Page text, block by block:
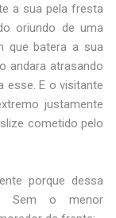
a sua pela fresta
oriundo de uma
que batera a sua
andara atrasando
esse. E o visitante
justamente
cometido pelo
porque dessa
Sem o menor